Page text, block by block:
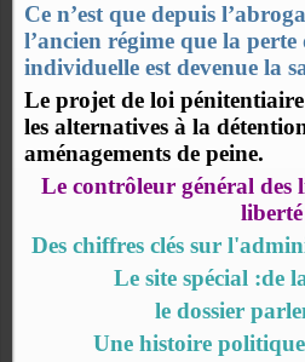
Ce n’est que depuis
l’ancien régime que la
individuelle est devenue la
Le projet de loi
les alternatives à la
aménagements de peine.
Le contrôleur général des
liberté
Des chiffres clés sur
Le site spécial :de
le dossier
Une histoire